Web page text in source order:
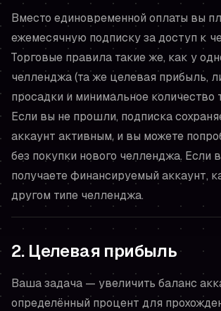
Вместо единовременной оплаты вы
ежемесячную подписку за доступ к
Торговые правила такие же, как у
челленджа (та же целевая прибыль,
просадки и минимальное количество
Если вы не прошли, подписка
аккаунт активным, и вы можете
без покупки нового челленджа. Если
получаете финансируемый аккаунт,
другом типе челленджа.
2. Целевая прибыль
Ваша задача — увеличить баланс
определённый процент для